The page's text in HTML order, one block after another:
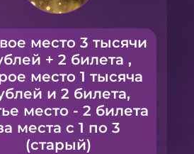
место 3 тысячи
+ 2 билета ,
место 1 тысяча
и 2 билета,
место - 2 билета
места с 1 по 3
(старый)